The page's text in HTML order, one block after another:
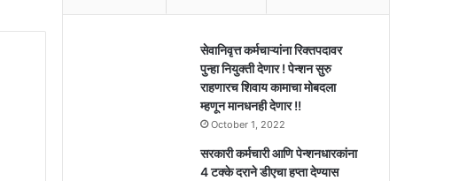
सेवानिवृत्त कर्मचाऱ्यांना रिक्तपदावर
पुन्हा नियुक्ती देणार ! पेन्शन सुरु
राहणारच शिवाय कामाचा मोबदला
म्हणून मानधनही देणार !!
October 1, 2022
सरकारी कर्मचारी आणि पेन्शनधारकांना
4 टक्के दराने डीएचा हप्ता देण्यास